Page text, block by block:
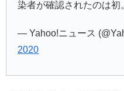
染者が確認されたのは初
— Yahoo!ニュース
2020